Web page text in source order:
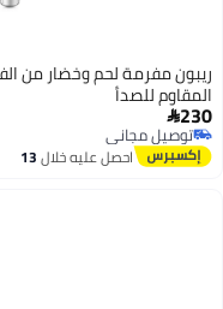
ريبون مفرمة لحم وخضار من
المقاوم للصدأ
230
توصيل مجاني
توصيل مجانياحصل عليه خلال13